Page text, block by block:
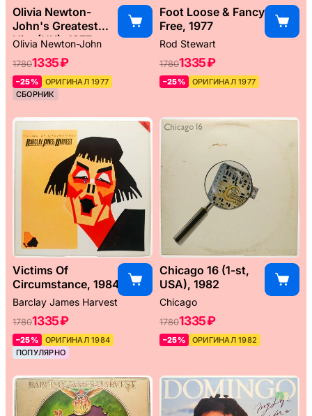
Olivia Newton-
John's Greatest
Hits (UK), 1977
Olivia Newton-John
17801335 ₽
–25%
ОРИГИНАЛ 1977
СБОРНИК
Foot Loose & Fancy
Free, 1977
Rod Stewart
17801335 ₽
–25% ОРИГИНАЛ 1977
Victims Of
Circumstance, 1984
Barclay James Harvest
17801335 ₽
–25%
ОРИГИНАЛ 1984
ПОПУЛЯРНО
Chicago 16 (1-st,
USA), 1982
Chicago
17801335 ₽
–25% ОРИГИНАЛ 1982